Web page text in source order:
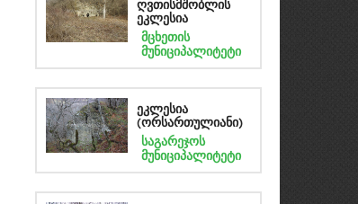
ღვთისმშობლის
ეკლესია
მცხეთის
მუნიციპალიტეტი
ეკლესია
(ორსართულიანი)
საგარეჯოს
მუნიციპალიტეტი